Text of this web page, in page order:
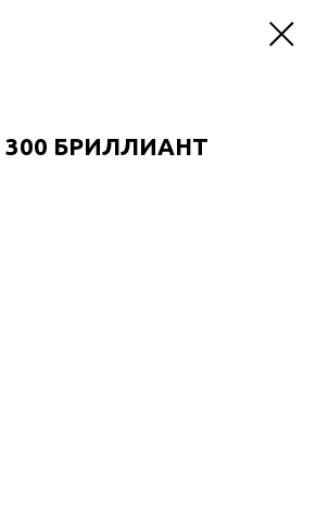
300 БРИЛЛИАНТ